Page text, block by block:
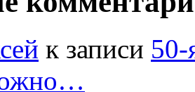
к записи 50-